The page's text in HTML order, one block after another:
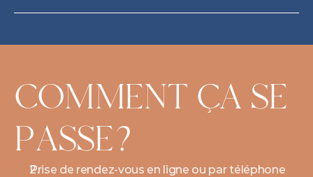
COMMENT ÇA SE
PASSE?
Prise de rendez-vous en ligne ou par téléphone